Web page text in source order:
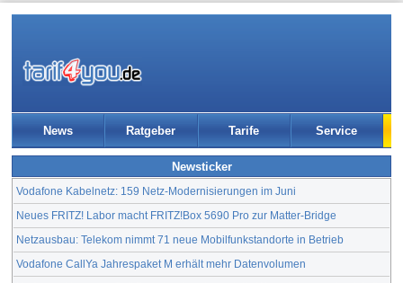
News Ratgeber Tarife Service
Newsticker
Vodafone Kabelnetz: 159 Netz-Modernisierungen im Juni
Neues FRITZ! Labor macht FRITZ!Box 5690 Pro zur Matter-Bridge
Netzausbau: Telekom nimmt 71 neue Mobilfunkstandorte in Betrieb
Vodafone CallYa Jahrespaket M erhält mehr Datenvolumen